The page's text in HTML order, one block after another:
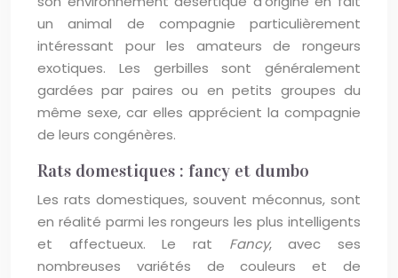
un animal de compagnie particulièrement
intéressant pour les amateurs de rongeurs
exotiques. Les gerbilles sont généralement
gardées par paires ou en petits groupes du
même sexe, car elles apprécient la compagnie
de leurs congénères.
Rats domestiques : fancy et dumbo
Les rats domestiques, souvent méconnus, sont
en réalité parmi les rongeurs les plus intelligents
et affectueux. Le rat Fancy, avec ses
nombreuses variétés de couleurs et de